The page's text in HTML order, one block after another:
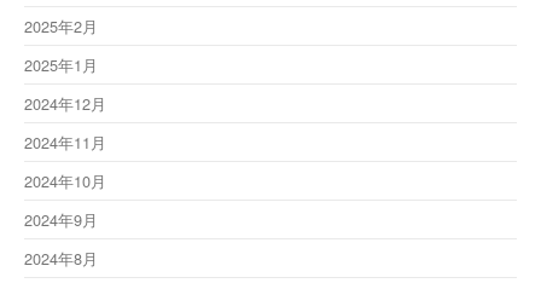
2025年2月
2025年1月
2024年12月
2024年11月
2024年10月
2024年9月
2024年8月